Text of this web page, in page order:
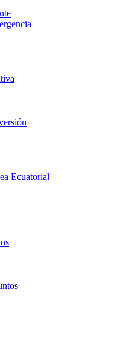
Ecuatorial